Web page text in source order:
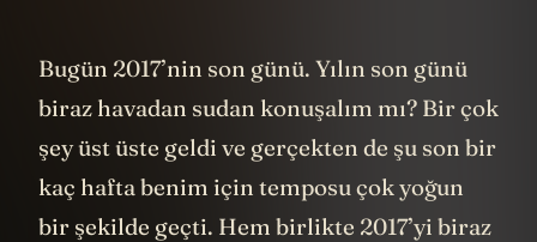
Bugün 2017’nin son günü. Yılın son günü
biraz havadan sudan konuşalım mı? Bir çok
şey üst üste geldi ve gerçekten de şu son bir
kaç hafta benim için temposu çok yoğun
bir şekilde geçti. Hem birlikte 2017’yi biraz